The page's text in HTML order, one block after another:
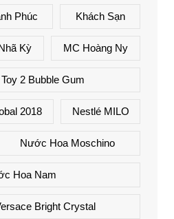
Phúc Khách Sạn
Kỳ MC Hoàng Ny
2 Bubble Gum
2018 Nestlé MILO
Nước Hoa Moschino
Hoa Nam
Bright Crystal